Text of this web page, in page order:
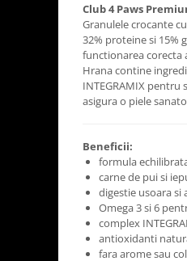
Club 4 Paws
Granulele crocante
32% proteine si 15%
functionarea corecta
Hrana contine
INTEGRAMIX pentru
asigura o piele
Beneficii:
formula
carne de pui si
digestie usoara si
Omega 3 si 6
complex
antioxidanti
fara arome sau